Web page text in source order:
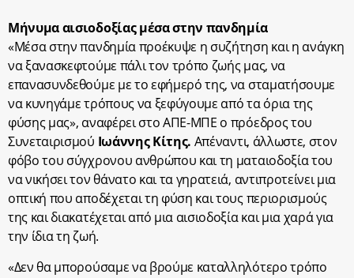
Μήνυμα αισιοδοξίας μέσα στην πανδημία
«Μέσα στην πανδημία προέκυψε η συζήτηση και η ανάγκη
να ξανασκεφτούμε πάλι τον τρόπο ζωής μας, να
επανασυνδεθούμε με το εφήμερό της, να σταματήσουμε
να κυνηγάμε τρόπους να ξεφύγουμε από τα όρια της
φύσης μας», αναφέρει στο ΑΠΕ-ΜΠΕ ο πρόεδρος του
Συνεταιρισμού Ιωάννης Κίτης. Απέναντι, άλλωστε, στον
φόβο του σύγχρονου ανθρώπου και τη ματαιοδοξία του
να νικήσει τον θάνατο και τα γηρατειά, αντιπροτείνει μια
οπτική που αποδέχεται τη φύση και τους περιορισμούς
της και διακατέχεται από μια αισιοδοξία και μια χαρά για
την ίδια τη ζωή.
«Δεν θα μπορούσαμε να βρούμε καταλληλότερο τρόπο